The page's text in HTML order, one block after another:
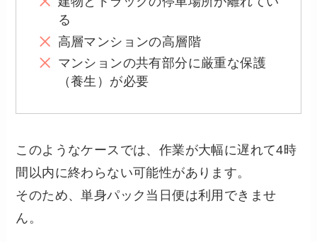
る
高層マンションの高層階
マンションの共有部分に厳重な保護
（養生）が必要
このようなケースでは、作業が大幅に遅れて4時
間以内に終わらない可能性があります。
そのため、単身パック当日便は利用できませ
ん。